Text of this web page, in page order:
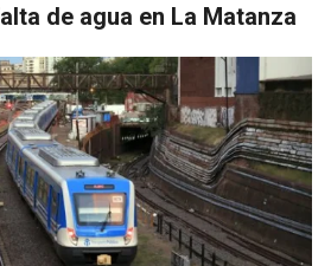
de agua en La Matanza